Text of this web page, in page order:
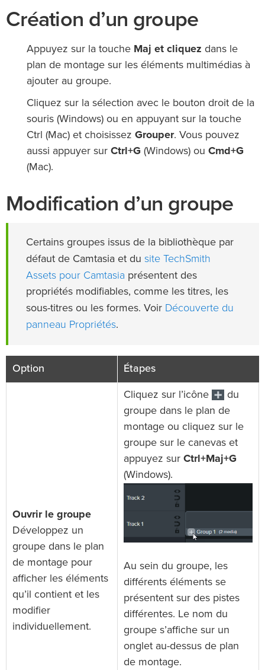
Création d’un groupe
Appuyez sur la touche Maj et cliquez dans le
plan de montage sur les éléments multimédias à
ajouter au groupe.
Cliquez sur la sélection avec le bouton droit de la
souris (Windows) ou en appuyant sur la touche
Ctrl (Mac) et choisissez Grouper. Vous pouvez
aussi appuyer sur Ctrl+G (Windows) ou Cmd+G
(Mac).
Modification d’un groupe
Certains groupes issus de la bibliothèque par
défaut de Camtasia et du site TechSmith
Assets pour Camtasia présentent des
propriétés modifiables, comme les titres, les
sous-titres ou les formes. Voir Découverte du
panneau Propriétés.
Option Étapes
Ouvrir le groupe
Développez un
groupe dans le plan
de montage pour
afficher les éléments
qu’il contient et les
modifier
individuellement.
Cliquez sur l’icône
du
groupe dans le plan de
montage ou cliquez sur le
groupe sur le canevas et
appuyez sur Ctrl+Maj+G
(Windows).
Au sein du groupe, les
différents éléments se
présentent sur des pistes
différentes. Le nom du
groupe s’affiche sur un
onglet au-dessus de plan
de montage.